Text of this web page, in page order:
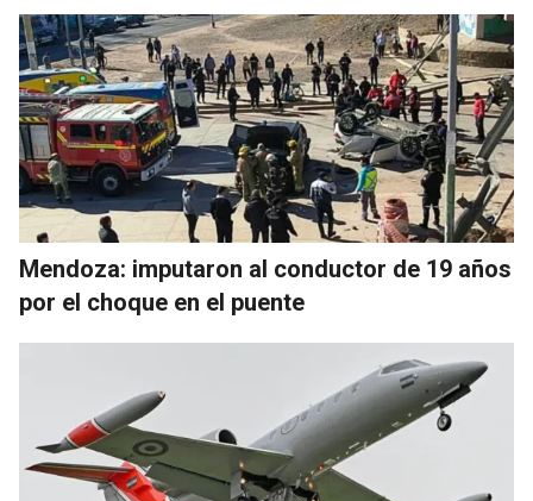
Mendoza: imputaron al conductor de 19 años
por el choque en el puente